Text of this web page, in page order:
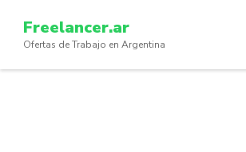
content
(Press
Freelancer.ar
Ofertas de Trabajo en Argentina